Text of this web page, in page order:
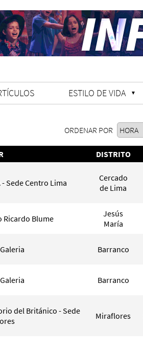
ESTILO DE VIDA
ORDENAR POR
DISTRITO
- Sede Centro Lima
Cercado
de Lima
Ricardo Blume
Jesús
María
Barranco
Barranco
del Británico - Sede
Miraflores